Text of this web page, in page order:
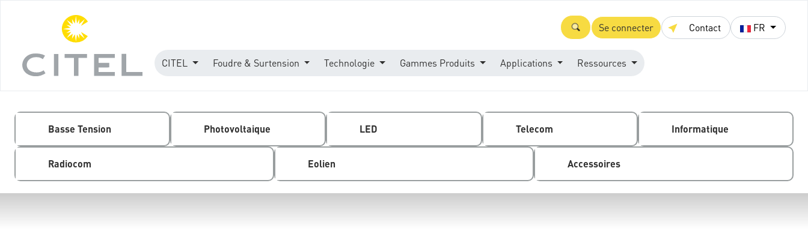
Se connecter Contact FR
CITEL Foudre & Surtension Technologie Gammes Produits Applications Ressources
Basse Tension Photovoltaique LED Telecom Informatique
Radiocom Eolien Accessoires